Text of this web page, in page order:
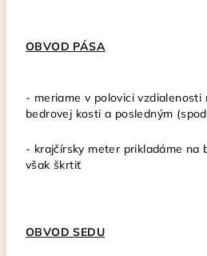
OBVOD PÁSA
- meriame v polovici vzdialenosti
bedrovej kosti a posledným
- krajčírsky meterprikladáme na
však škrtiť
OBVOD SEDU